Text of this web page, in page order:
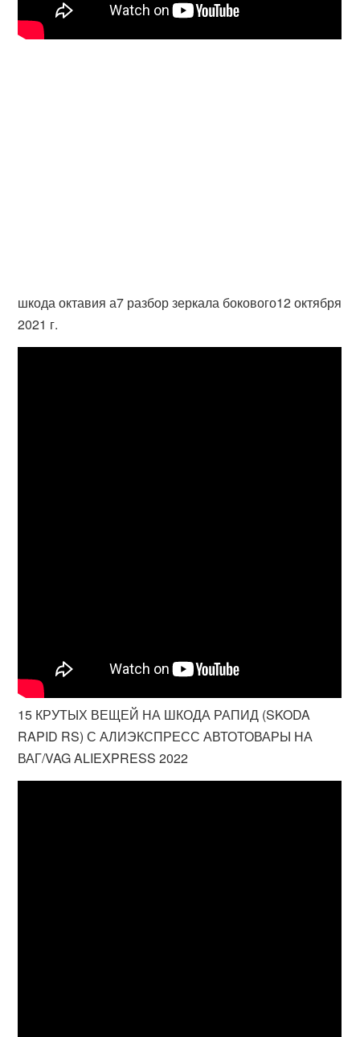
шкода октавия а7 разбор зеркала бокового12 октября
2021 г.
15 КРУТЫХ ВЕЩЕЙ НА ШКОДА РАПИД (SKODA
RAPID RS) С АЛИЭКСПРЕСС АВТОТОВАРЫ НА
ВАГ/VAG ALIEXPRESS 2022